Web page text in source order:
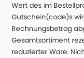
Wert des im
Gutschein(code)s
Rechnungsbetrag
Gesamtsortiment
reduzierter Ware.